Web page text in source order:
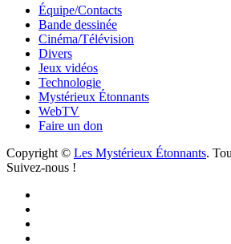
Équipe/Contacts
Bande dessinée
Cinéma/Télévision
Divers
Jeux vidéos
Technologie
Mystérieux Étonnants
WebTV
Faire un don
Copyright © Les Mystérieux Étonnants.
Suivez-nous !